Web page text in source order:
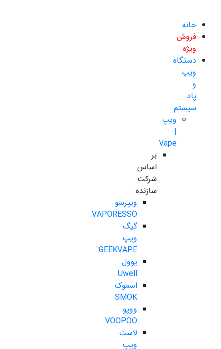
خانه
فروش
ویژه
دستگاه
ویپ
و
پاد
سیستم
ویپ
|
Vape
بر
اساس
شرکت
سازنده
ویپرسو
VAPORESSO
گیگ
ویپ
GEEKVAPE
یوول
Uwell
اسموک
SMOK
ووپو
VOOPOO
لاست
ویپ